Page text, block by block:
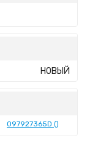
НОВЫЙ
097927365D ()